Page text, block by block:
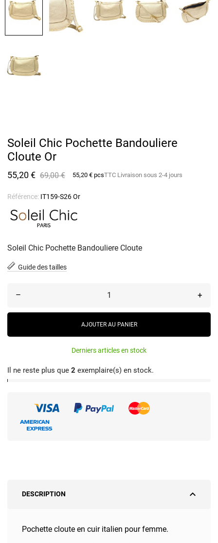
Soleil Chic Pochette Bandouliere
Cloute Or
55,20 € 69,00 € 55,20 € pcsTTC Livraison sous 2-4 jours
Référence: IT159-S26 Or
Soleil Chic Pochette Bandouliere Cloute
Guide des tailles
– +
AJOUTER AU PANIER
Derniers articles en stock
Il ne reste plus que 2 exemplaire(s) en stock.
expand_less
DESCRIPTION
Pochette cloute en cuir italien pour femme.